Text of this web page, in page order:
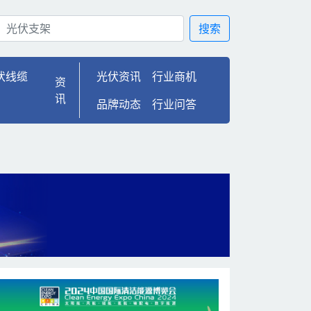
增长，增速达2.6倍 |
搜索
线缆
资
讯
光伏资讯
行业商机
品牌动态
行业问答